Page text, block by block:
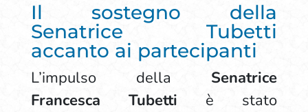
Il sostegno della
Senatrice Tubetti
accanto ai partecipanti
L’impulso della Senatrice
Francesca Tubetti è stato